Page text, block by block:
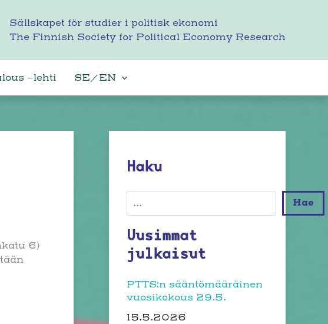
Sällskapet för studier i politisk ekonomi
The Finnish Society for Political Economy Research
-lehti SE／EN
6)
Haku
Hae
Uusimmat
julkaisut
PTTS:n sääntömääräinen
vuosikokous 29.5.
15.5.2026